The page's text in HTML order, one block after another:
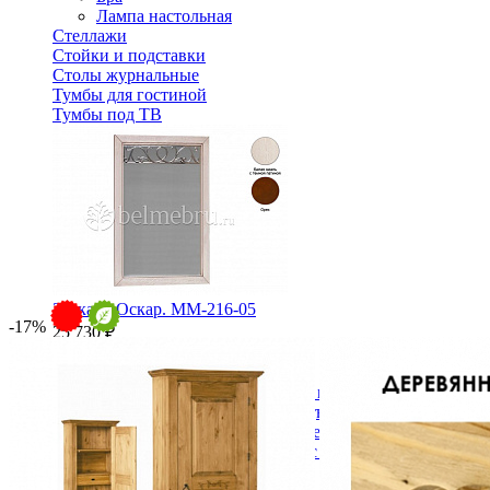
Лампа настольная
Стеллажи
Стойки и подставки
Столы журнальные
Тумбы для гостиной
Тумбы под ТВ
Зеркало Оскар. ММ-216-05
25 730 ₽
Деревянные кровати с подъемным механизмом
Кровати односпальные с подъемным механизмом
Кровати двуспальные с подъемным механизмом
Кровати полутороспальные с подъемным
Зеркала
-17%